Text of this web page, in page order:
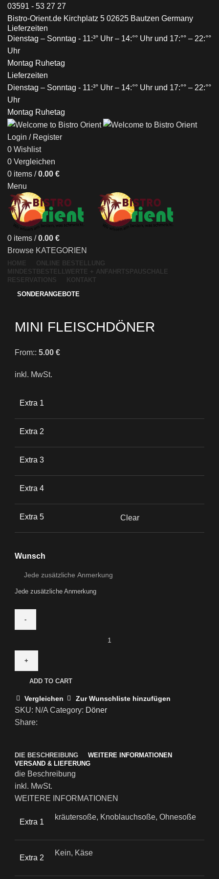
03591 - 53 27 27
Bistro-Orient.de Kirchplatz 5 02625 Bautzen Germany
Lieferzeiten
Dienstag – Sonntag - 11:³° Uhr – 14:°° Uhr und 17:°° – 22:°°
Uhr
Montag Ruhetag
Lieferzeiten
Dienstag – Sonntag - 11:³° Uhr – 14:°° Uhr und 17:°° – 22:°°
Uhr
Montag Ruhetag
Login / Register
0 Wishlist
0 Vergleichen
0 items / 0.00 €
Menu
0 items / 0.00 €
Browse KATEGORIEN
HOME
ONLINE BESTELLUNG
MINDESTBESTELLWERTE + ANFAHRTSPAUSCHALE
RESERVATIONS
KONTAKT
SONDERANGEBOTE
MINI FLEISCHDÖNER
From:: 5.00 €
inkl. MwSt.
Extra 1
Extra 2
Extra 3
Extra 4
Extra 5 Clear
Wunsch
Jede zusätzliche Anmerkung
ADD TO CART
Vergleichen Zur Wunschliste hinzufügen
SKU: N/A Category: Döner
Share:
DIE BESCHREIBUNG
WEITERE INFORMATIONEN
VERSAND & LIEFERUNG
die Beschreibung
inkl. MwSt.
WEITERE INFORMATIONEN
Extra 1
kräutersoße, Knoblauchsoße, Ohnesoße
Extra 2
Kein, Käse